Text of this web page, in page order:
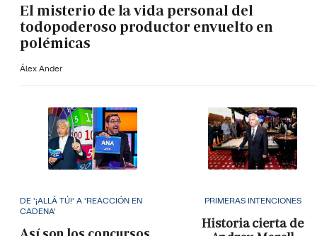
El misterio de la vida personal del
todopoderoso productor envuelto en
polémicas
Álex Ander
DE '¡ALLÁ TÚ!' A 'REACCIÓN EN
CADENA'
PRIMERAS INTENCIONES
Historia cierta de